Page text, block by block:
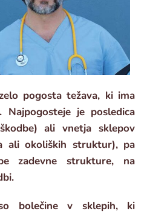
pogosta težava, ki ima
Najpogosteje je posledica
ali vnetja sklepov
ali okoliških struktur), pa
zadevne strukture, na
bolečine v sklepih, ki